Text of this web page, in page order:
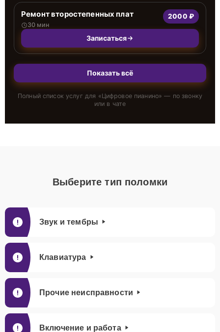
Ремонт второстепенных плат
30 мин
2000 ₽
Записаться
Показать всё
Полный список услуг для «Цифровое пианино» — по звонку
или в чате
Выберите тип поломки
Звук и тембры
Клавиатура
Прочие неисправности
Включение и работа